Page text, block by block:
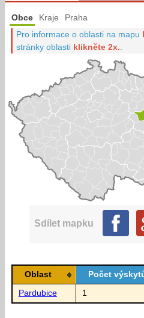
Obce Kraje Praha
Pro informace o oblasti na mapu
stránky oblasti klikněte 2x.
Sdílet mapku
Oblast Počet
Pardubice 1